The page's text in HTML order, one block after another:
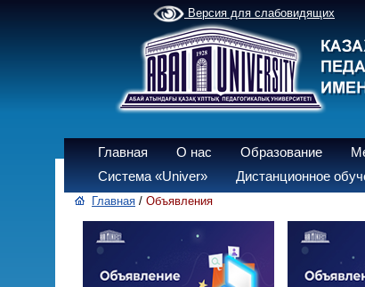
Версия для слабовидящих
Главная О нас Образование
Система «Univer»
Дистанционное
Главная / Объявления